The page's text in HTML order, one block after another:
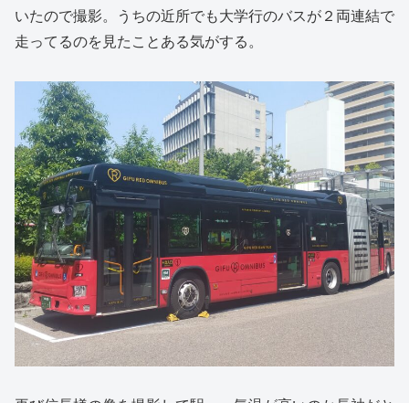
いたので撮影。うちの近所でも大学行のバスが２両連結で
走ってるのを見たことある気がする。